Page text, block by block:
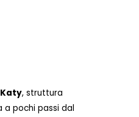
, struttura
pochi passi dal